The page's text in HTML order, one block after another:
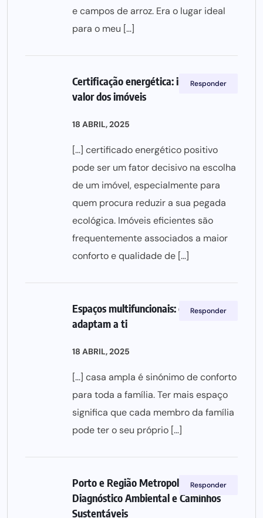
e campos de arroz. Era o lugar ideal
para o meu […]
Certificação energética: impacto no
valor dos imóveis
18 ABRIL, 2025
[…] certificado energético positivo
pode ser um fator decisivo na escolha
de um imóvel, especialmente para
quem procura reduzir a sua pegada
ecológica. Imóveis eficientes são
frequentemente associados a maior
conforto e qualidade de […]
Responder
Espaços multifuncionais: casas que se
adaptam a ti
18 ABRIL, 2025
[…] casa ampla é sinónimo de conforto
para toda a família. Ter mais espaço
significa que cada membro da família
pode ter o seu próprio […]
Responder
Porto e Região Metropolitana Norte:
Diagnóstico Ambiental e Caminhos
Sustentáveis
Responder